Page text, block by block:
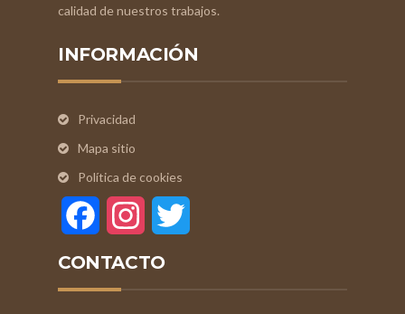
calidad de nuestros trabajos.
INFORMACIÓN
Privacidad
Mapa sitio
Política de cookies
FacebookInstagram
CONTACTO